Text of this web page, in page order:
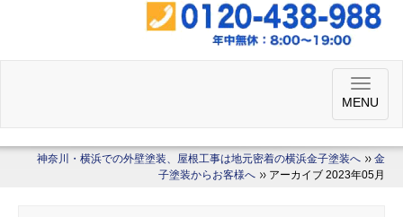
MENU
神奈川・横浜での外壁塗装、屋根工事は地元密着の横浜金子塗装へ
金
子塗装からお客様へ
アーカイブ 2023年05月